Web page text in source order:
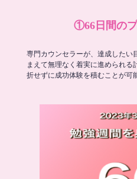
①66日間の
専門カウンセラーが、達成したい
まえて無理なく着実に進められる
折せずに成功体験を積むことが可